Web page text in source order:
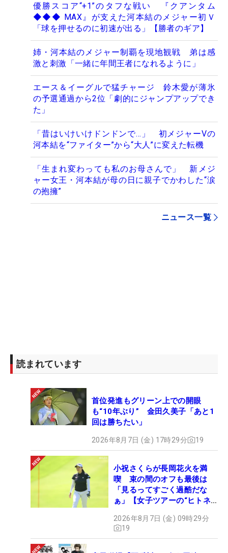
優勝スコア“+1”のタフな戦い 『クアンタム
◆◆◆ MAX』が支えた河本結のメジャー初Ｖ
「球を押せるのに初速が出る」【勝者のギア】
姉・河本結のメジャー制覇を現地観戦 弟は感
激と刺激「一緒に年間王者になれるように」
エース＆イーグルで猛チャージ 鈴木愛が薄氷
の予選通過から2位「劇的にジャンプアップでき
た」
「昔はいけいけドンドンで…」 初メジャーVの
河本結を“ファイター”から“大人”に変えた転機
「生まれ変わっても私のお母さんで」 新メジ
ャー女王・河本結が母の日に親子でかわした“涙
の抱擁”
ニュース一覧
読まれています
首位発進もグリーン上での開眼
も“10年ぶり” 金田久美子「あと1
回は勝ちたい」
2026年8月7日 (金) 17時29分 19
小祝さくらが長岡花火を満
喫 束の間のオフも最後は
「見るってすごく過酷だな
ぁ」【女子ツアーの“ヒトネ
2026年8月7日 (金) 09時29分
19